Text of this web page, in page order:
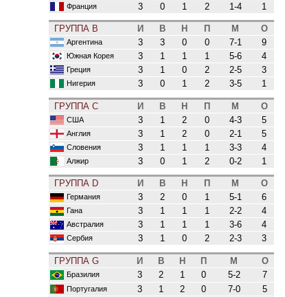
Франция 3 0 1 2 1-4 1
ГРУППА B И В Н П М О
Аргентина 3 3 0 0 7-1 9
Южная Корея 3 1 1 1 5-6 4
Греция 3 1 0 2 2-5 3
Нигерия 3 0 1 2 3-5 1
ГРУППА C И В Н П М О
США 3 1 2 0 4-3 5
Англия 3 1 2 0 2-1 5
Словения 3 1 1 1 3-3 4
Алжир 3 0 1 2 0-2 1
ГРУППА D И В Н П М О
Германия 3 2 0 1 5-1 6
Гана 3 1 1 1 2-2 4
Австралия 3 1 1 1 3-6 4
Сербия 3 1 0 2 2-3 3
ГРУППА G И В Н П М О
Бразилия 3 2 1 0 5-2 7
Португалия 3 1 2 0 7-0 5